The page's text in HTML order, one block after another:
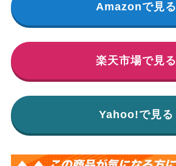
Amazonで見る
楽天市場で見る
Yahoo!で見る